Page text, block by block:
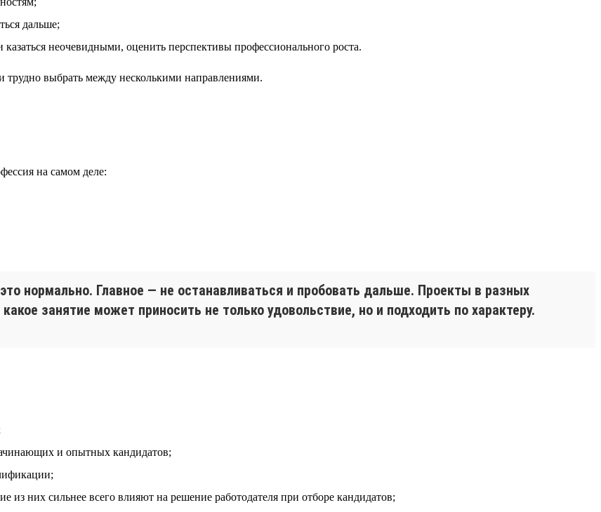
дальше;
неочевидными, оценить перспективы профессионального роста.
трудно выбрать между несколькими направлениями.
на самом деле:
нормально. Главное — не останавливаться и пробовать дальше. Проекты в разных
занятие может приносить не только удовольствие, но и подходить по характеру.
и опытных кандидатов;
из них сильнее всего влияют на решение работодателя при отборе кандидатов;